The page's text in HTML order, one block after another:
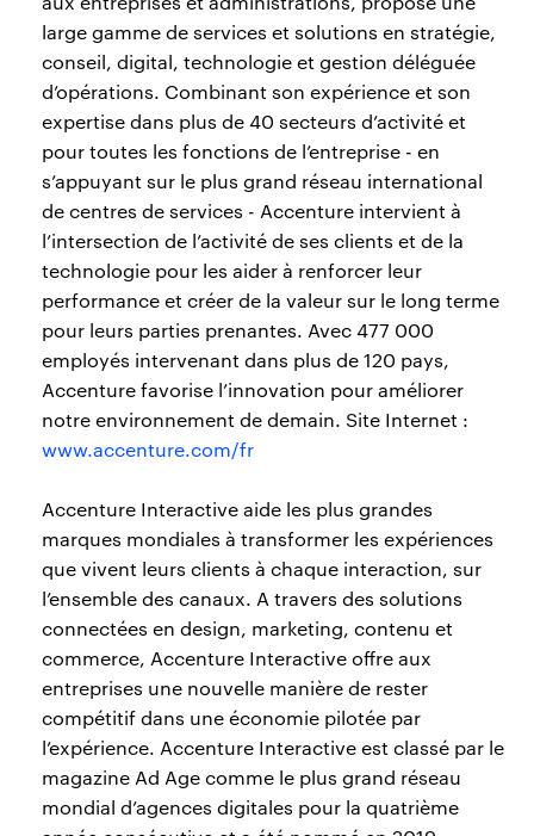
large gamme de services et solutions en stratégie,
conseil, digital, technologie et gestion déléguée
d’opérations. Combinant son expérience et son
expertise dans plus de 40 secteurs d’activité et
pour toutes les fonctions de l’entreprise - en
s’appuyant sur le plus grand réseau international
de centres de services - Accenture intervient à
l’intersection de l’activité de ses clients et de la
technologie pour les aider à renforcer leur
performance et créer de la valeur sur le long terme
pour leurs parties prenantes. Avec 477 000
employés intervenant dans plus de 120 pays,
Accenture favorise l’innovation pour améliorer
notre environnement de demain. Site Internet :
www.accenture.com/fr
Accenture Interactive aide les plus grandes
marques mondiales à transformer les expériences
que vivent leurs clients à chaque interaction, sur
l’ensemble des canaux. A travers des solutions
connectées en design, marketing, contenu et
commerce, Accenture Interactive offre aux
entreprises une nouvelle manière de rester
compétitif dans une économie pilotée par
l’expérience. Accenture Interactive est classé par le
magazine Ad Age comme le plus grand réseau
mondial d’agences digitales pour la quatrième